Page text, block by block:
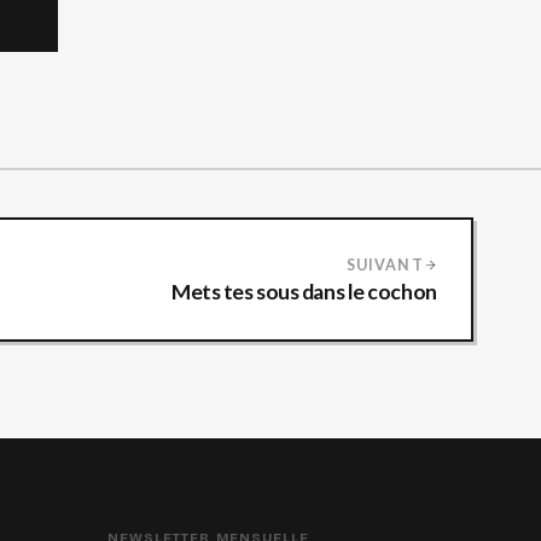
SUIVANT
Mets tes sous dans le cochon
NEWSLETTER MENSUELLE